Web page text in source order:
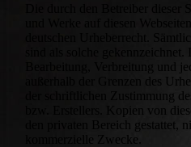
Die durch den Betreiber dieser
und Werke auf diesen
deutschen Urheberrecht.
sind als solche
Bearbeitung, Verbreitung und
außerhalb der Grenzen des
der schriftlichen Zustimmung
bzw. Erstellers. Kopien von
den privaten Bereich gestattet,
kommerzielle Zwecke.